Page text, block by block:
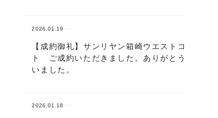
2026.01.19
【成約御礼】サンリヤン箱崎ウエストコー
ト ご成約いただきました。ありがとうござ
いました。
2026.01.18